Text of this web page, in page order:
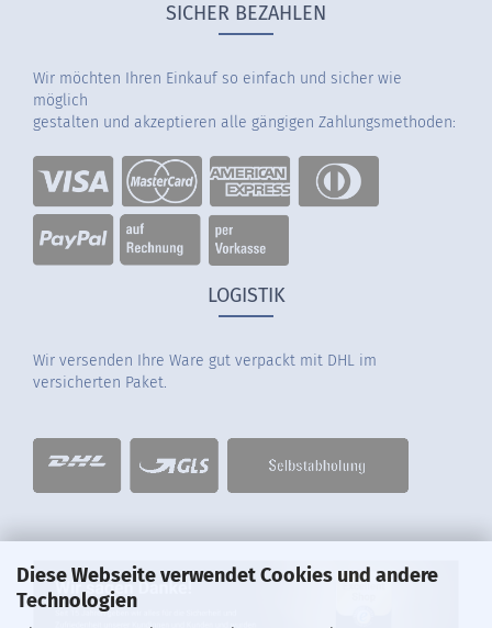
Diese Webseite verwendet Cookies und andere
Technologien
SICHER BEZAHLEN
Wir möchten Ihren Einkauf so einfach und sicher wie
möglich
gestalten und akzeptieren alle gängigen Zahlungsmethoden:
LOGISTIK
Wir versenden Ihre Ware gut verpackt mit DHL im
versicherten Paket.